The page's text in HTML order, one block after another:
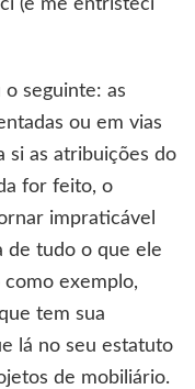
(e me entristeci
seguinte: as
ou em vias
si as atribuições do
for feito, o
impraticável
de tudo o que ele
como exemplo,
tem sua
lá no seu estatuto
de mobiliário.